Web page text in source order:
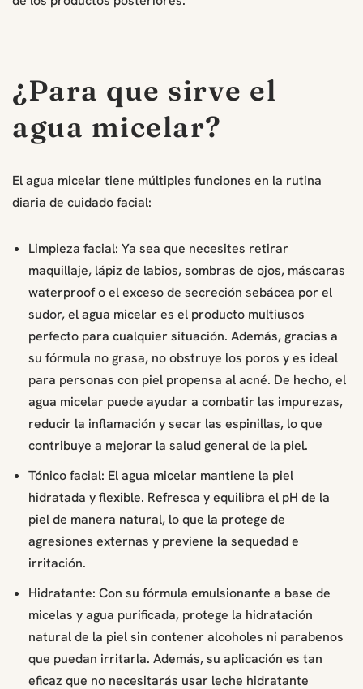
¿Para que sirve el
agua micelar?
El agua micelar tiene múltiples funciones en la rutina
diaria de cuidado facial:
Limpieza facial: Ya sea que necesites retirar
maquillaje, lápiz de labios, sombras de ojos, máscaras
waterproof o el exceso de secreción sebácea por el
sudor, el agua micelar es el producto multiusos
perfecto para cualquier situación. Además, gracias a
su fórmula no grasa, no obstruye los poros y es ideal
para personas con piel propensa al acné. De hecho, el
agua micelar puede ayudar a combatir las impurezas,
reducir la inflamación y secar las espinillas, lo que
contribuye a mejorar la salud general de la piel.
Tónico facial: El agua micelar mantiene la piel
hidratada y flexible. Refresca y equilibra el pH de la
piel de manera natural, lo que la protege de
agresiones externas y previene la sequedad e
irritación.
Hidratante: Con su fórmula emulsionante a base de
micelas y agua purificada, protege la hidratación
natural de la piel sin contener alcoholes ni parabenos
que puedan irritarla. Además, su aplicación es tan
eficaz que no necesitarás usar leche hidratante